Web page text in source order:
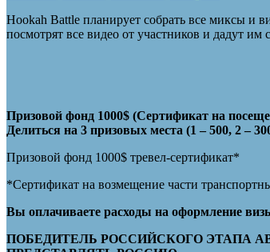
Hookah Battle планирует собрать все миксы и
посмотрят все видео от участников и дадут им
Призовой фонд 1000$ (Сертификат на
Делиться на 3 призовых места (1 – 500, 2 –
Призовой фонд 1000$ тревел-сертификат*
*Сертификат на возмещение части
Вы оплачиваете расходы на оформление
ПОБЕДИТЕЛЬ РОССИЙСКОГО ЭТАПА